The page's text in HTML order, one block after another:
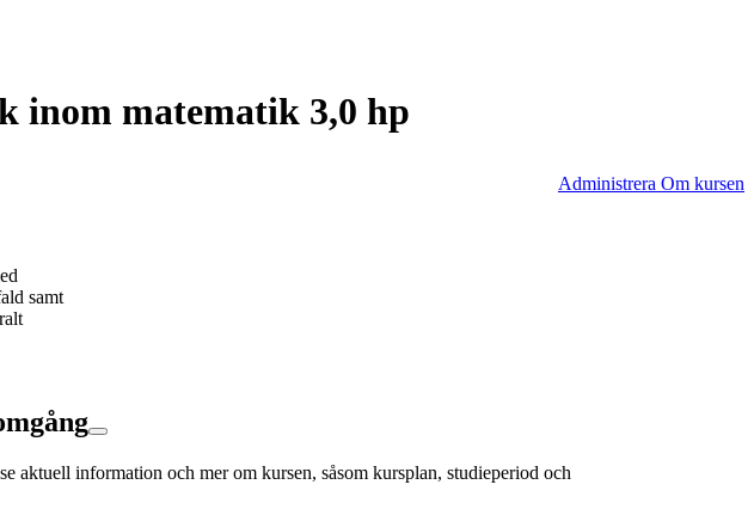
inom matematik 3,0 hp
Administrera Om kursen
samt
aktuell information och mer om kursen, såsom kursplan, studieperiod och